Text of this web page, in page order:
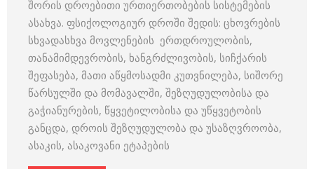
შორის დროებითი ურთიერთობების სისტემების
ასახვა. ფსიქოლოგიურ დროში შედის: ცხოვრების
სხვადასხვა მოვლენების ერთდროულობის,
თანამიმდევრობის, ხანგრძლივობის, სიჩქარის
შეფასება, მათი აწყმოსადმი კუთვნილება, სიშორე
წარსულში და მომავალში, შეზღუდულობისა და
გაჭიანურების, წყვეტილობისა და უწყვეტობის
განცდა, დროის შეზღუდულობა და უსაზღვროობა,
ასაკის, ასაკოვანი ეტაპების